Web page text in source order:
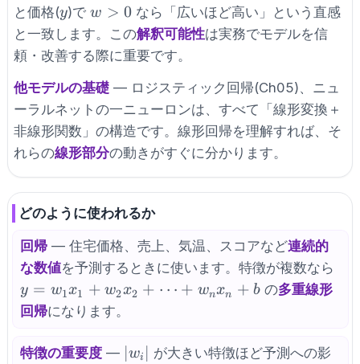
と価格(y
y)でw
>
0
w > 0 なら「広いほど高い」という直感
と一致します。この解釈可能性は実務でモデルを信
頼・改善する際に重要です。
他モデルの基礎— ロジスティック回帰(Ch05)、ニュ
ーラルネットの一ニューロンは、すべて「線形変換＋
非線形関数」の構造です。線形回帰を理解すれば、そ
れらの線形部分の動きがすぐに分かります。
どのように使われるか
回帰— 住宅価格、売上、気温、スコアなど連続的
な数値を予測するときに使います。特徴が複数なら
y = w1x1 + w2x2 + ⋯ + wnxn + b の多重線形
回帰になります。
特徴の重要度— |w_i|
wi が大きい特徴ほど予測への影